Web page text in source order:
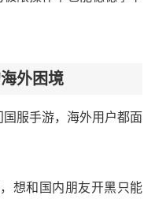
外困境
服手游，海外用户都面
想和国内朋友开黑只能